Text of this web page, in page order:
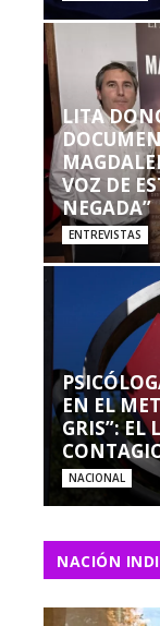
LITA
VOZ DE
NEGADA”
ENTREVISTAS
EN EL
GRIS”: EL
NACIONAL
NACIÓN